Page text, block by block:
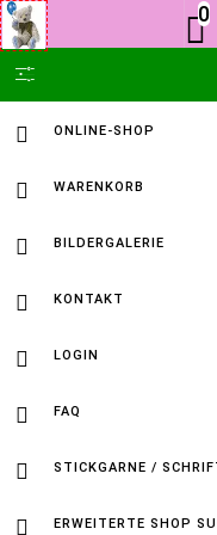
Personalisierte
Kinder und
Onlineshop
Sie wollen ein
personalisieren?
Unikate selbst
Baby Online Shop
Selbst gestickte
sind kein Problem.
0
ONLINE-SHOP
WARENKORB
BILDERGALERIE
KONTAKT
LOGIN
FAQ
STICKGARNE /
ERWEITERTE SHOP
Kuscheltier mit
kuschlige
Personalisiert mit
Schal, Kragen mit
Produktname +/-